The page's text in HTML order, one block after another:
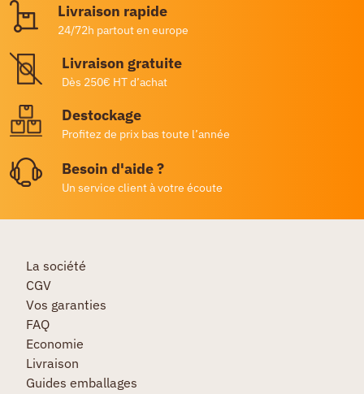
Livraison rapide
24/72h partout en europe
Livraison gratuite
Dès 250€ HT d’achat
Destockage
Profitez de prix bas toute l’année
Besoin d'aide ?
Un service client à votre écoute
La société
CGV
Vos garanties
FAQ
Economie
Livraison
Guides emballages